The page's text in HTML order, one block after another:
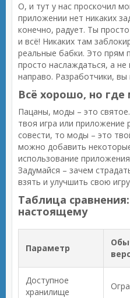
О, и тут у нас проскочил
приложении нет никаких
конечно, радует. Ты
и всё! Никаких там
реальные бабки. Это прям
просто наслаждаться, а
направо. Разработчики,
Всё хорошо, но
Пацаны, моды – это
твоя игра или приложение
совести, то моды – это
можно добавить
использование
Задумайся – зачем
взять и улучшить свою
Таблица
настоящему
Параметр
Доступное
хранилище